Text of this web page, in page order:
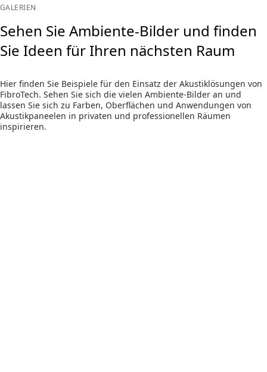
GALERIEN
Sehen Sie Ambiente-Bilder und finden
Sie Ideen für Ihren nächsten Raum
Hier finden Sie Beispiele für den Einsatz der Akustiklösungen von
FibroTech. Sehen Sie sich die vielen Ambiente-Bilder an und
lassen Sie sich zu Farben, Oberflächen und Anwendungen von
Akustikpaneelen in privaten und professionellen Räumen
inspirieren.